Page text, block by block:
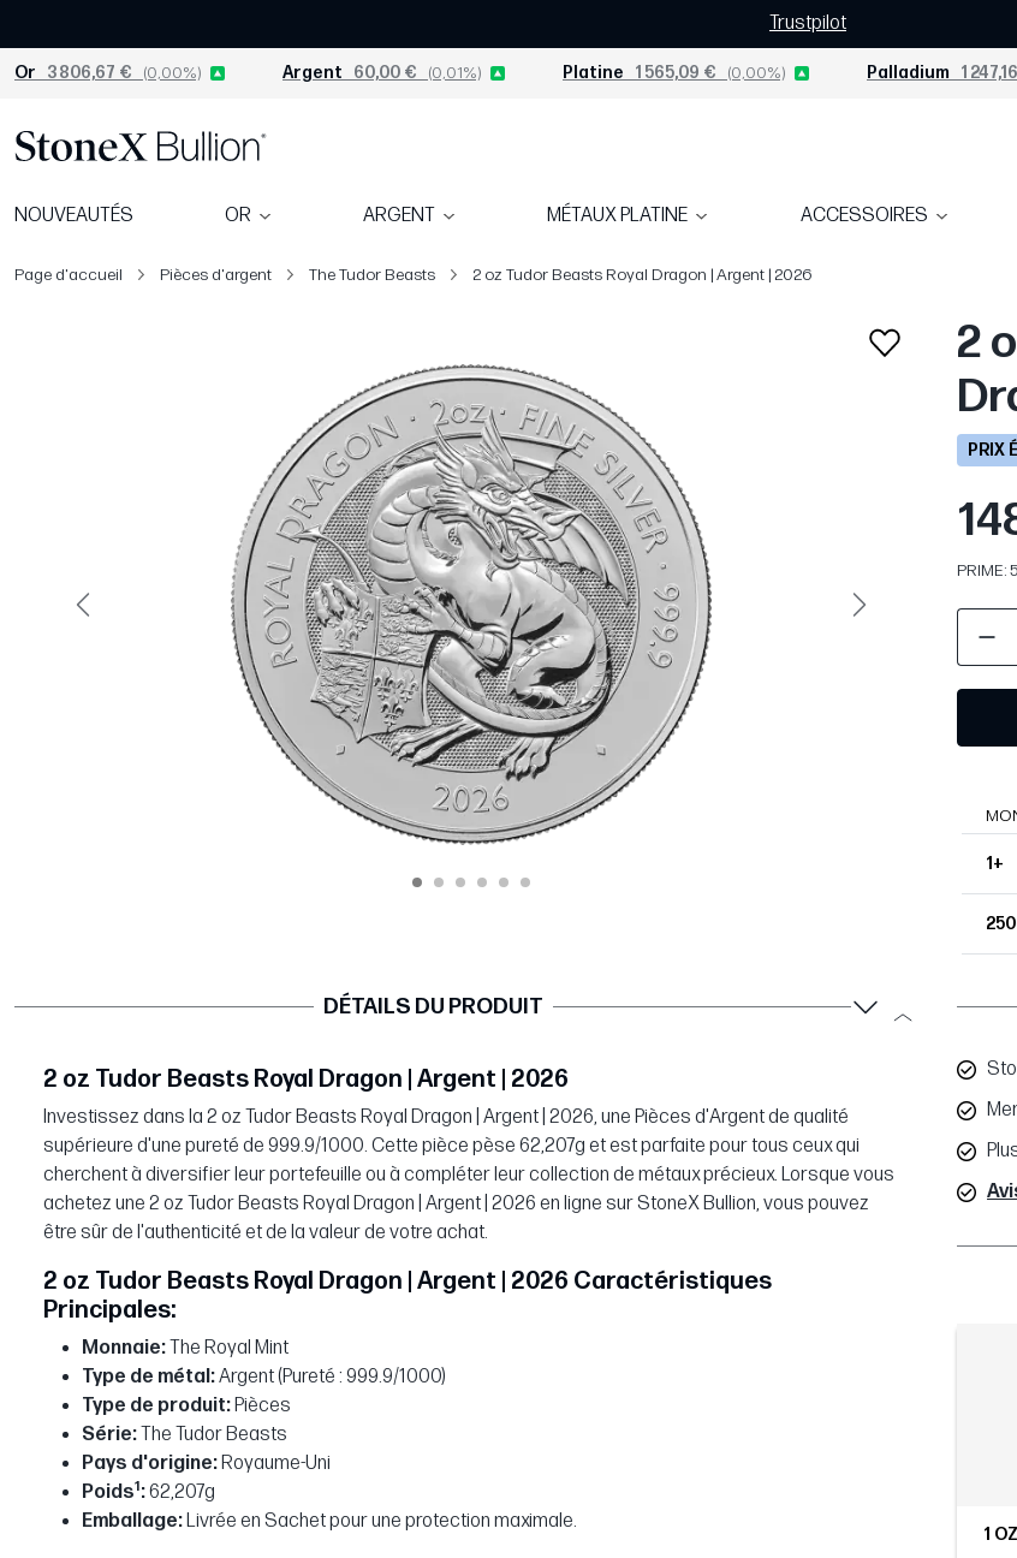
Trustpilot
Or 3 806,67 € (0,00%) Argent 60,00 € (0,01%) Platine 1 565,09 € (0,00%) Palladium 1
NOUVEAUTÉS OR ARGENT MÉTAUX PLATINE ACCESSOIRES
Page d'accueil Pièces d'argent The Tudor Beasts 2 oz Tudor Beasts Royal Dragon | Argent | 2026
Précédent Suivant
2
PRIX
PRIME:
1+
DÉTAILS DU PRODUIT
2 oz Tudor Beasts Royal Dragon | Argent | 2026
Investissez dans la 2 oz Tudor Beasts Royal Dragon | Argent | 2026, une Pièces d'Argent de qualité
supérieure d'une pureté de 999.9/1000. Cette pièce pèse 62,207g et est parfaite pour tous ceux qui
cherchent à diversifier leur portefeuille ou à compléter leur collection de métaux précieux. Lorsque vous
achetez une 2 oz Tudor Beasts Royal Dragon | Argent | 2026 en ligne sur StoneX Bullion, vous pouvez
être sûr de l'authenticité et de la valeur de votre achat.
2 oz Tudor Beasts Royal Dragon | Argent | 2026 Caractéristiques
Principales:
Monnaie: The Royal Mint
Type de métal:Argent (Pureté : 999.9/1000)
Type de produit:Pièces
Série: The Tudor Beasts
Pays d'origine:Royaume-Uni
Poids1:62,207g
Emballage:Livrée en Sachet pour une protection maximale.
1